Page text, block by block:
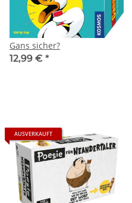
Gans sicher?
12,99 € *
AUSVERKAUFT